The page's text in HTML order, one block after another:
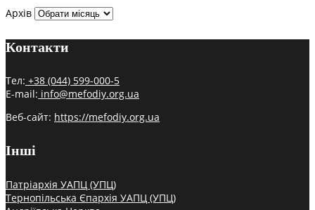
Архів
Контакти
Тел: +38 (044) 599-000-5
E-mail: info@mefodiy.org.ua
Веб-сайт: https://mefodiy.org.ua
Інші
Патріархія УАПЦ (УПЦ)
Тернопільська Єпархія УАПЦ (УПЦ)